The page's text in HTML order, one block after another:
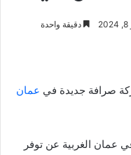
دقيقة واحدة
صرافة جديدة في عمان
عمان الغربية عن توفر